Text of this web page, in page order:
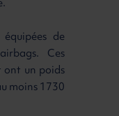
de
Ces
un poids
moins 1730